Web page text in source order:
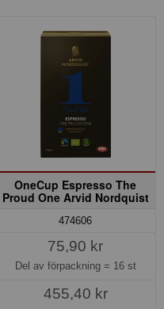
OneCup Espresso The
Proud One Arvid Nordquist
474606
75,90 kr
Del av förpackning = 16 st
455,40 kr